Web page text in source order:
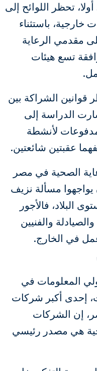
تحظر اللوائح إلى
باستثناء
مقدمي الرعاية
تسع هيئات
قوانين الشراكة بين
الدراسة إلى
لأنشطة
عقبتين شائعتين.
الصحية في مصر
مسألة نزيف
البلاد، فالأجور
والفنيين
في الخارج.
المعلومات في
إحدى أكبر شركات
إن الشركات
هي مصدر رئيسي